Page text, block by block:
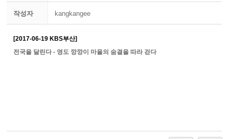
작성자 kangkangee
[2017-06-19 KBS부산]
전국을 달린다 - 영도 깡깡이 마을의 숨결을 따라 걷다